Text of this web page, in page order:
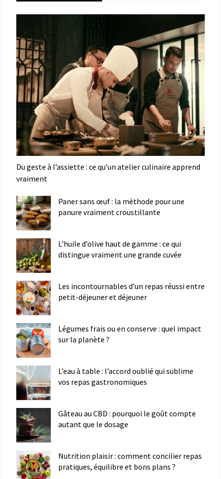
Du geste à l’assiette : ce qu’un atelier culinaire apprend
vraiment
Paner sans œuf : la méthode pour une
panure vraiment croustillante
L’huile d’olive haut de gamme : ce qui
distingue vraiment une grande cuvée
Les incontournables d’un repas réussi entre
petit-déjeuner et déjeuner
Légumes frais ou en conserve : quel impact
sur la planète ?
L’eau à table : l’accord oublié qui sublime
vos repas gastronomiques
Gâteau au CBD : pourquoi le goût compte
autant que le dosage
Nutrition plaisir : comment concilier repas
pratiques, équilibre et bons plans ?